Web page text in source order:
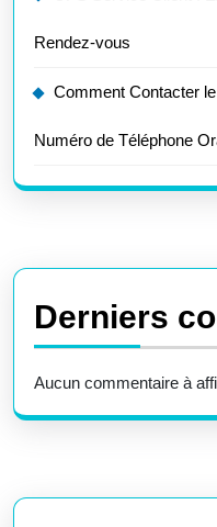
Rendez-vous
Comment Contacter
Numéro de Téléphone
Derniers
Aucun commentaire à